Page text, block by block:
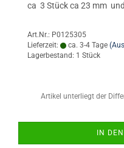
ca 3 Stück ca 23 mm
Art.Nr.: P0125305
Lieferzeit:
ca. 3-4 Tage
Lagerbestand: 1 Stück
Artikel unterliegt der
IN